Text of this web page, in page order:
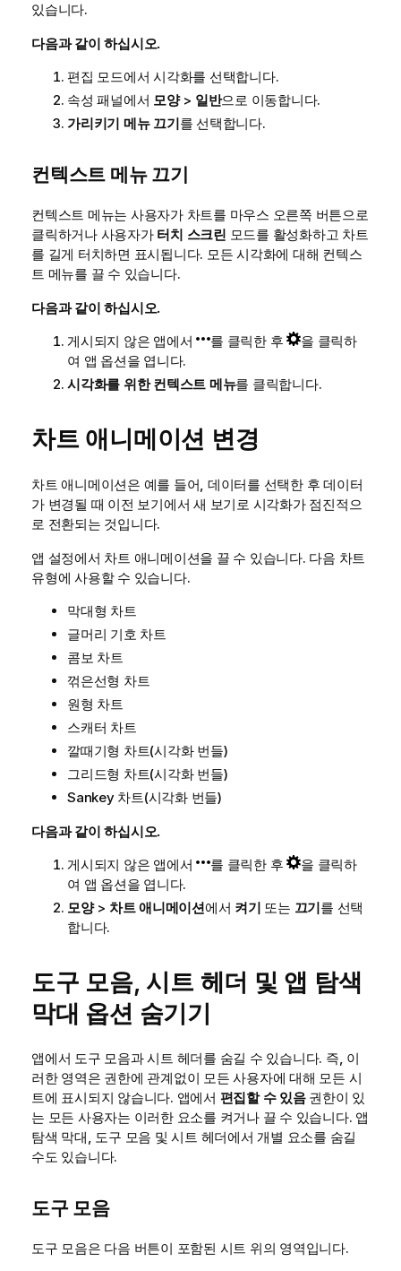
있습니다.
다음과 같이 하십시오.
편집 모드에서 시각화를 선택합니다.
속성 패널에서 모양 > 일반으로 이동합니다.
가리키기 메뉴 끄기를 선택합니다.
컨텍스트 메뉴 끄기
컨텍스트 메뉴는 사용자가 차트를 마우스 오른쪽 버튼으로
클릭하거나 사용자가 터치 스크린 모드를 활성화하고 차트
를 길게 터치하면 표시됩니다. 모든 시각화에 대해 컨텍스
트 메뉴를 끌 수 있습니다.
다음과 같이 하십시오.
게시되지 않은 앱에서
를 클릭한 후
을 클릭하
여 앱 옵션을 엽니다.
시각화를 위한 컨텍스트 메뉴를 클릭합니다.
차트 애니메이션 변경
차트 애니메이션은 예를 들어, 데이터를 선택한 후 데이터
가 변경될 때 이전 보기에서 새 보기로 시각화가 점진적으
로 전환되는 것입니다.
앱 설정에서 차트 애니메이션을 끌 수 있습니다. 다음 차트
유형에 사용할 수 있습니다.
막대형 차트
글머리 기호 차트
콤보 차트
꺾은선형 차트
원형 차트
스캐터 차트
깔때기형 차트(시각화 번들)
그리드형 차트(시각화 번들)
Sankey 차트(시각화 번들)
다음과 같이 하십시오.
게시되지 않은 앱에서
를 클릭한 후
을 클릭하
여 앱 옵션을 엽니다.
모양> 차트 애니메이션에서 켜기 또는 끄기를 선택
합니다.
도구 모음, 시트 헤더 및 앱 탐색
막대 옵션 숨기기
앱에서 도구 모음과 시트 헤더를 숨길 수 있습니다. 즉, 이
러한 영역은 권한에 관계없이 모든 사용자에 대해 모든 시
트에 표시되지 않습니다. 앱에서 편집할 수 있음권한이 있
는 모든 사용자는 이러한 요소를 켜거나 끌 수 있습니다. 앱
탐색 막대, 도구 모음 및 시트 헤더에서 개별 요소를 숨길
수도 있습니다.
도구 모음
도구 모음은 다음 버튼이 포함된 시트 위의 영역입니다.